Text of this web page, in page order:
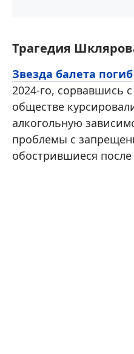
Трагедия
Звезда балета погиб
2024-го, сорвавшись
обществе
алкогольную
проблемы с
обострившиеся после